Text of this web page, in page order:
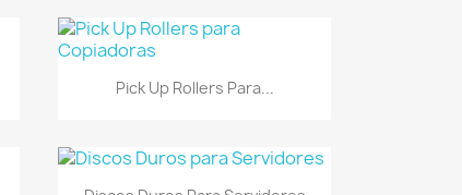
Vista rápida
Pick Up Rollers Para...